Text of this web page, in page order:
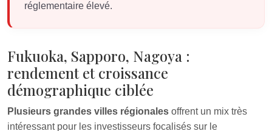
réglementaire élevé.
Fukuoka, Sapporo, Nagoya :
rendement et croissance
démographique ciblée
Plusieurs grandes villes régionales offrent un mix très
intéressant pour les investisseurs focalisés sur le